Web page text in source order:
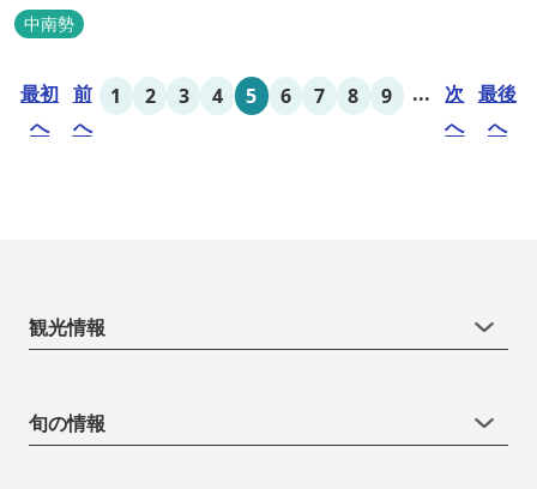
中南勢
最初
へ
前
へ
1 2 3 4 5 6 7 8 9 ...
次
へ
最後
へ
観光情報
旬の情報